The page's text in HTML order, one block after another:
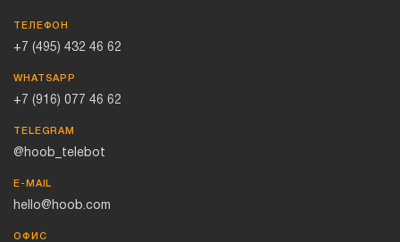
ТЕЛЕФОН
+7 (495) 432 46 62
WHATSAPP
+7 (916) 077 46 62
TELEGRAM
@hoob_telebot
E-MAIL
hello@hoob.com
ОФИС